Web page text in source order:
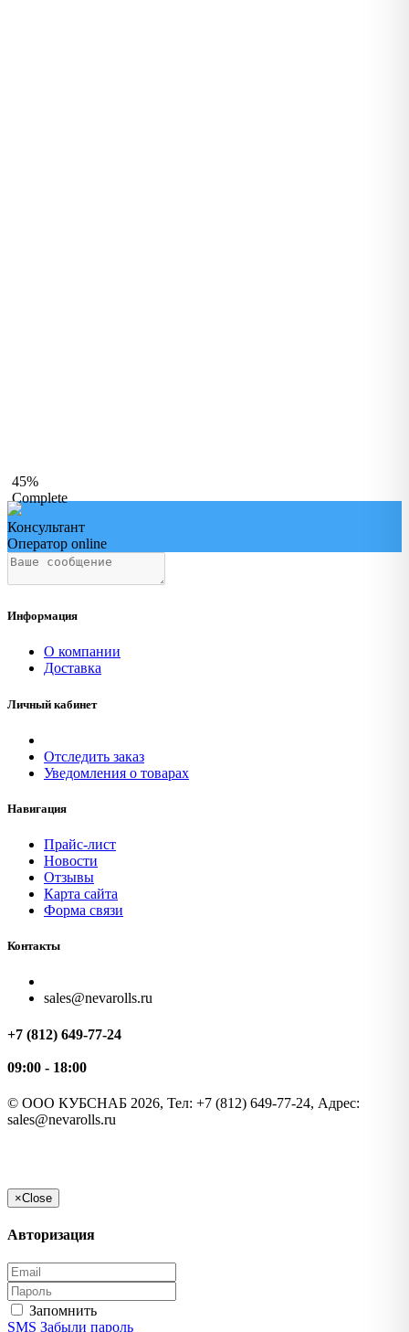
45%
Complete
Консультант
Оператор online
Информация
О компании
Доставка
Личный кабинет
Отследить заказ
Уведомления о товарах
Навигация
Прайс-лист
Новости
Отзывы
Карта сайта
Форма связи
Контакты
sales@nevarolls.ru
+7 (812) 649-77-24
09:00 - 18:00
© ООО КУБСНАБ 2026, Тел: +7 (812) 649-77-24, Адрес:
sales@nevarolls.ru
×Close
Авторизация
Запомнить
SMS Забыли пароль